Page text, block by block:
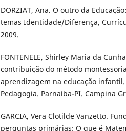
DORZIAT, Ana. O outro da
temas Identidade/Diferença,
2009.
FONTENELE, Shirley Maria da
contribuição do método
aprendizagem na educação
Pedagogia. Parnaíba-PI. Campina
GARCIA, Vera Clotilde Vanzetto.
perguntas primárias: O que é